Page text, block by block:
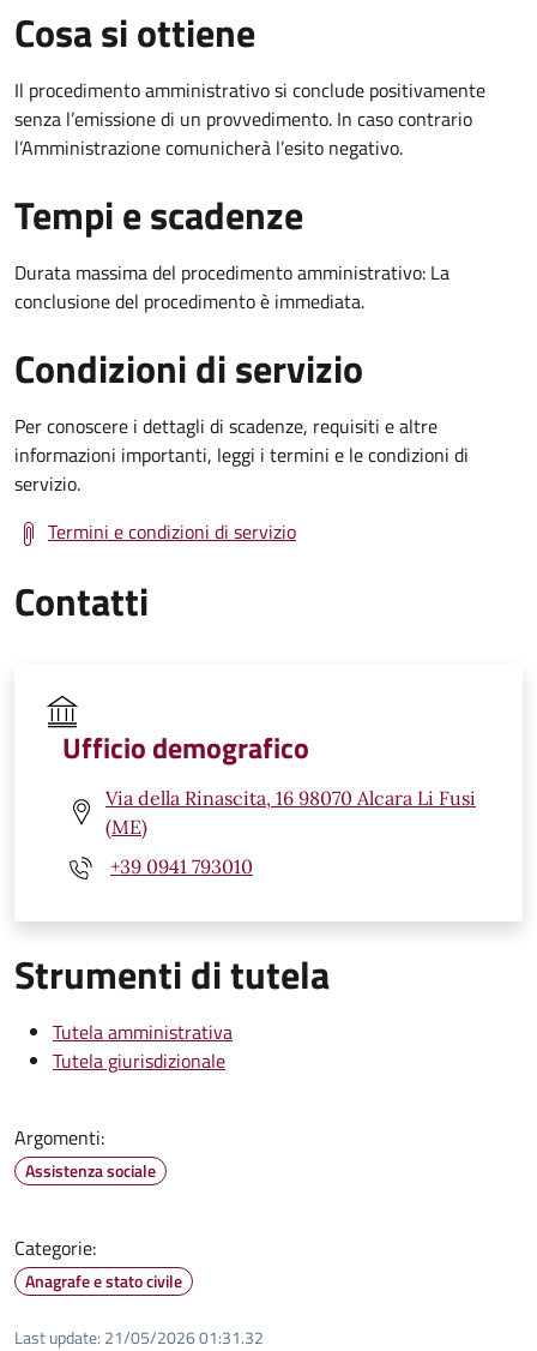
Cosa si ottiene
Il procedimento amministrativo si conclude positivamente
senza l’emissione di un provvedimento. In caso contrario
l’Amministrazione comunicherà l’esito negativo.
Tempi e scadenze
Durata massima del procedimento amministrativo: La
conclusione del procedimento è immediata.
Condizioni di servizio
Per conoscere i dettagli di scadenze, requisiti e altre
informazioni importanti, leggi i termini e le condizioni di
servizio.
Termini e condizioni di servizio
Contatti
Ufficio demografico
Via della Rinascita, 16 98070 Alcara Li Fusi
(ME)
+39 0941 793010
Strumenti di tutela
Tutela amministrativa
Tutela giurisdizionale
Argomenti:
Assistenza sociale
Categorie:
Anagrafe e stato civile
Last update: 21/05/2026 01:31.32